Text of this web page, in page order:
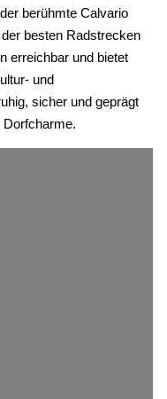
berühmte Calvario
besten Radstrecken
erreichbar und bietet
und
sicher und geprägt